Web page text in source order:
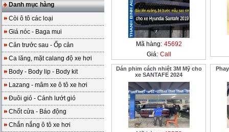
Danh mục hàng
Còi ô tô các loại
Giá nóc - Baga mui
Cản trước sau - Ốp cản
Ca lăng, mặt calang độ xe hơi
Body - Body lip - Body kit
Lazang - mâm xe ô tô xe hơi
Đuôi gió - Cánh lướt gió
Chốt cửa - Báo động
Chắn nắng ô tô xe hơi
Mã hàng: 45692
Giá: Call
Dán phim cách nhiệt 3M Mỹ cho
xe SANTAFE 2024